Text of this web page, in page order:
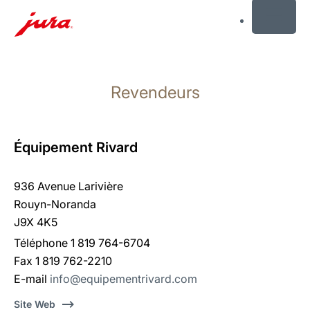
recherche
Revendeurs
Équipement Rivard
936 Avenue Larivière
Rouyn-Noranda
J9X 4K5
Téléphone 1 819 764-6704
Fax 1 819 762-2210
E-mail info@equipementrivard.com
Site Web